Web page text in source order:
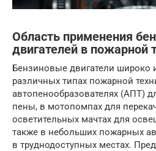
Область применения
двигателей в пожарной
Бензиновые двигатели широко
различных типах пожарной
автопенообразователях (АПТ)
пены, в мотопомпах для
осветительных мачтах для
также в небольших пожарных
в труднодоступных местах.